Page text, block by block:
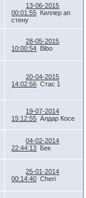
13-06-2015
00:01:55
Киллер ап
стену
28-05-2015
10:00:54
Bibo
20-04-2015
14:02:56 Стас 1
19-07-2014
15:12:55 Алдар Косе
04-02-2014
22:44:13
Бек
25-01-2014
00:14:40 Cheri